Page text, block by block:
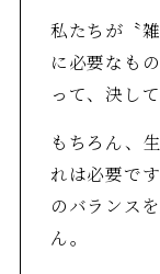
私たちが〝
に必要なも
って、決し
もちろん、
れは必要で
のバランス
ん。